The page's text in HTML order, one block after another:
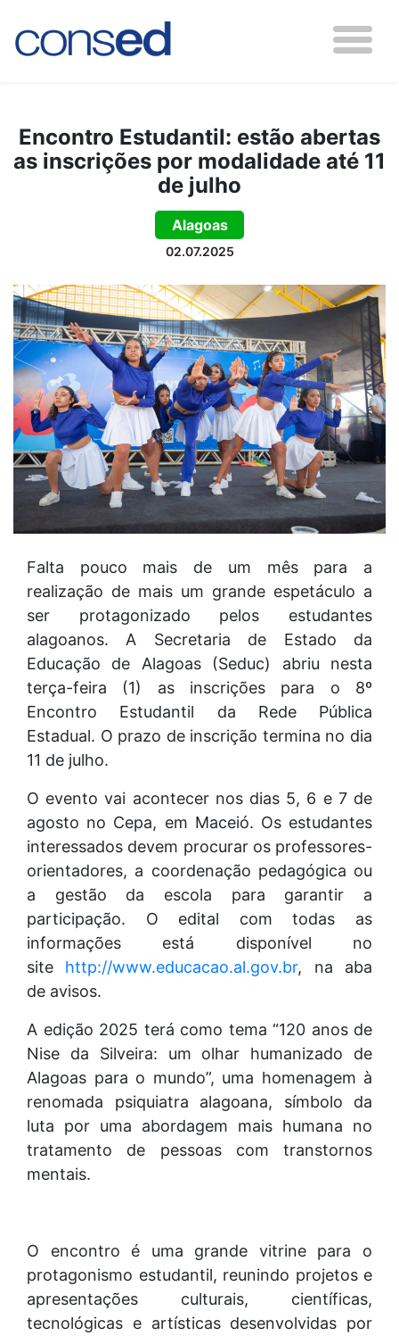
Encontro Estudantil: estão abertas
as inscrições por modalidade até 11
de julho
Alagoas
02.07.2025
Falta pouco mais de um mês para a
realização de mais um grande espetáculo a
ser protagonizado pelos estudantes
alagoanos. A Secretaria de Estado da
Educação de Alagoas (Seduc) abriu nesta
terça-feira (1) as inscrições para o 8º
Encontro Estudantil da Rede Pública
Estadual. O prazo de inscrição termina no dia
11 de julho.
O evento vai acontecer nos dias 5, 6 e 7 de
agosto no Cepa, em Maceió. Os estudantes
interessados devem procurar os professores-
orientadores, a coordenação pedagógica ou
a gestão da escola para garantir a
participação. O edital com todas as
informações está disponível no
site http://www.educacao.al.gov.br, na aba
de avisos.
A edição 2025 terá como tema “120 anos de
Nise da Silveira: um olhar humanizado de
Alagoas para o mundo”, uma homenagem à
renomada psiquiatra alagoana, símbolo da
luta por uma abordagem mais humana no
tratamento de pessoas com transtornos
mentais.
O encontro é uma grande vitrine para o
protagonismo estudantil, reunindo projetos e
apresentações culturais, científicas,
tecnológicas e artísticas desenvolvidas por